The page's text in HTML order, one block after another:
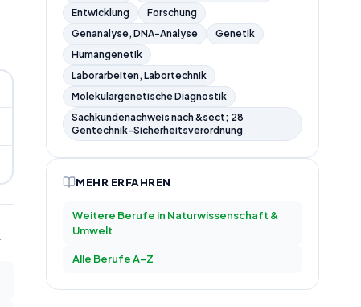
Entwicklung
Forschung
Genanalyse, DNA-Analyse
Genetik
Humangenetik
Laborarbeiten, Labortechnik
Molekulargenetische Diagnostik
Sachkundenachweis nach &sect; 28
Gentechnik-Sicherheitsverordnung
MEHR ERFAHREN
Weitere Berufe in Naturwissenschaft &
Umwelt
Alle Berufe A–Z